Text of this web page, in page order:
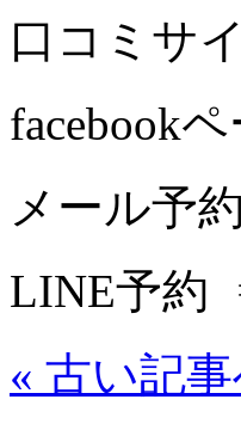
口コミサ
facebook
メール予
LINE予
« 古い記